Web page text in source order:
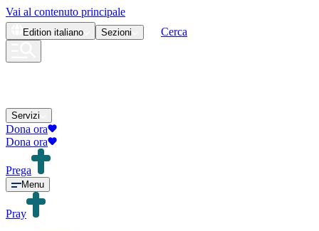
Vai al contenuto principale
Edition italiano Sezioni Cerca
Servizi
Dona ora
Dona ora
Prega
Menu
Pray